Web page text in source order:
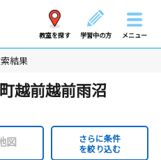
教室を探す 学習中の方 メニュー
結果
越前越前雨沼
図
さらに条件
を絞り込む